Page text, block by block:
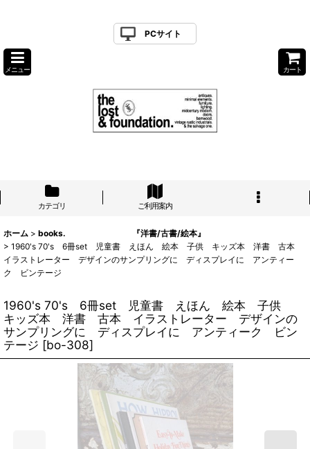
PCサイト
メニュー カート
カテゴリ ご利用案内
ホーム > books. 『洋書/古書/絵本』
> 1960's 70's 6冊set 児童書 えほん 絵本 子供 キッズ本 洋書 古本
イラストレーター デザインのサンプリングに ディスプレイに アンティー
ク ビンテージ
1960's 70's 6冊set 児童書 えほん 絵本 子供
キッズ本 洋書 古本 イラストレーター デザインの
サンプリングに ディスプレイに アンティーク ビン
テージ [bo-308]